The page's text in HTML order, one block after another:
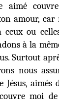
aimé
amour, car
ceux ou
à la
Surtout
nous
Jésus,
moi